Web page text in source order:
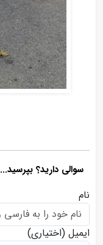
سوالی دارید؟ بپرسید...
نام
ایمیل (اختیاری)